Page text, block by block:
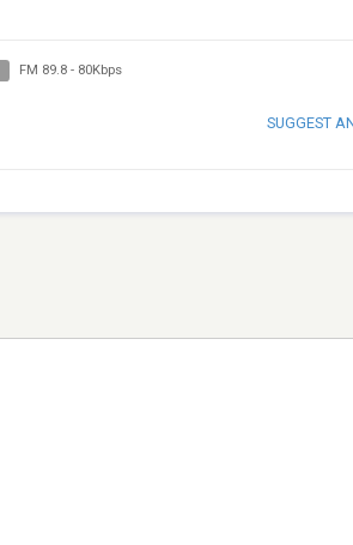
FM 89.8- 80Kbps
SUGGEST